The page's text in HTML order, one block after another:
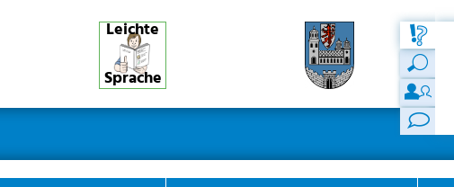
Leichte
Sprache